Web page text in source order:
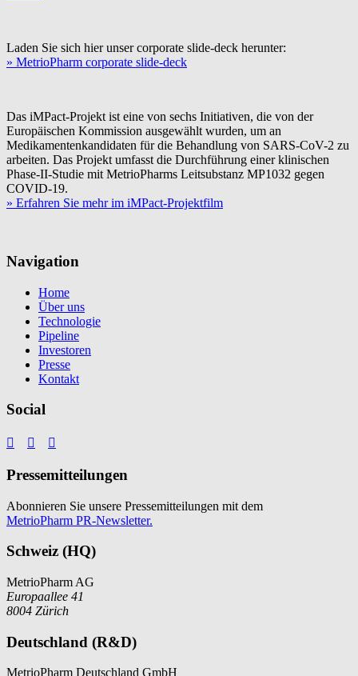
Laden Sie sich hier unser corporate slide-deck herunter:
» MetrioPharm corporate slide-deck
Das iMPact-Projekt ist eine von sechs Initiativen, die von der
Europäischen Kommission ausgewählt wurden, um an
Medikamentenkandidaten für die Behandlung von SARS-CoV-2 zu
arbeiten. Das Projekt umfasst die Durchführung einer klinischen
Phase-II-Studie mit MetrioPharms Leitsubstanz MP1032 gegen
COVID-19.
» Erfahren Sie mehr im iMPact-Projektfilm
Navigation
Home
Über uns
Technologie
Pipeline
Investoren
Presse
Kontakt
Social
  
Pressemitteilungen
Abonnieren Sie unsere Pressemitteilungen mit dem
MetrioPharm PR-Newsletter.
Schweiz (HQ)
MetrioPharm AG
Europaallee 41
8004 Zürich
Deutschland (R&D)
MetrioPharm Deutschland GmbH